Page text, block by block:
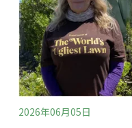
2026年一個陰天的午
負責人兼攝影家皮爾
專訪。2017年，皮爾
妹，台灣首個巨木等
見的角度。無論是從
的角度不是變形，就是
樹頂，再緩降至樹基
2026年06月05日